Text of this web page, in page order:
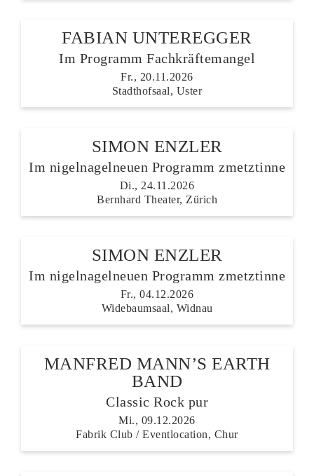
FABIAN UNTEREGGER
Im Programm Fachkräftemangel
Fr., 20.11.2026
Stadthofsaal, Uster
SIMON ENZLER
Im nigelnagelneuen Programm zmetztinne
Di., 24.11.2026
Bernhard Theater, Zürich
SIMON ENZLER
Im nigelnagelneuen Programm zmetztinne
Fr., 04.12.2026
Widebaumsaal, Widnau
MANFRED MANN’S EARTH
BAND
Classic Rock pur
Mi., 09.12.2026
Fabrik Club / Eventlocation, Chur